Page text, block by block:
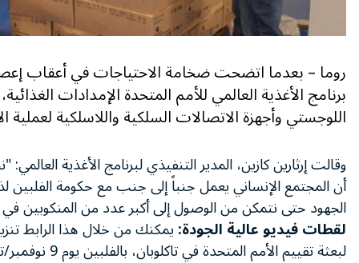
روما – بعدما اتضحت ضخامة الاحتياجات في أعقاب
برنامج الأغذية العالمي للأمم المتحدة الإمدادات
اللوجستي وأجهزة الاتصالات السلكية واللاسلكية لعملية
وقالت إرثارين كازين، المدير التنفيذي لبرنامج الأغذية
أن المجتمع الإنساني يعمل جنباً إلى جنب مع حكومة الفلبين
الجهود حتى نتمكن من الوصول إلى أكبر عدد من المنكوبين
لقطات فيديو عالية الجودة:يمكنك من خلال هذا الرابط
لبعثة تقييم الأمم